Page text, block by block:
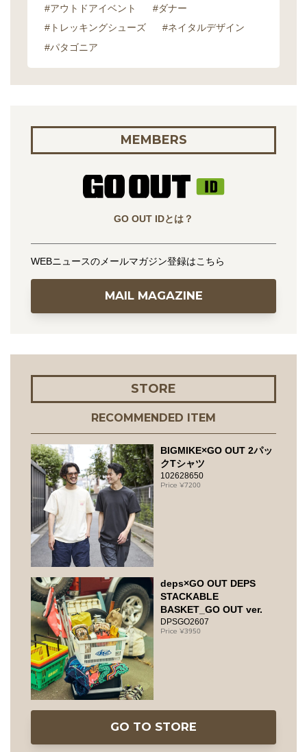
#アウトドアイベント
#ダナー
#トレッキングシューズ
#ネイタルデザイン
#パタゴニア
MEMBERS
GO OUT IDとは？
WEBニュースのメールマガジン登録はこちら
MAIL MAGAZINE
STORE
RECOMMENDED ITEM
BIGMIKE×GO OUT 2パッ
クTシャツ
102628650
7200
deps×GO OUT DEPS
STACKABLE
BASKET_GO OUT ver.
DPSGO2607
3950
GO TO STORE